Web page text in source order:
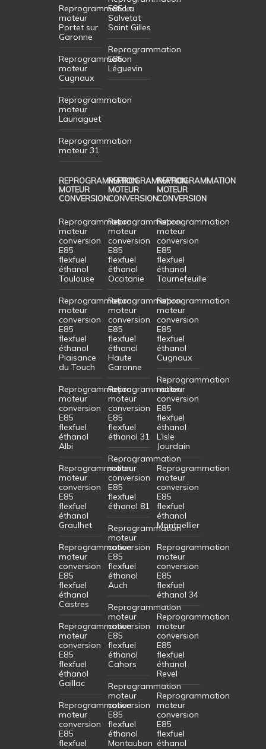
Reprogrammation
moteur
Portet sur
Garonne
Reprogrammation
moteur
Cugnaux
Reprogrammation
moteur
Launaguet
Reprogrammation
moteur 31
E85 La
Salvetat
Saint Gilles
Reprogrammation
E85
Léguevin
REPROGRAMMATION
MOTEUR
CONVERSION
Reprogrammation
moteur
conversion
E85
flexfuel
éthanol
Toulouse
Reprogrammation
moteur
conversion
E85
flexfuel
éthanol
Plaisance
du Touch
Reprogrammation
moteur
conversion
E85
flexfuel
éthanol
Albi
Reprogrammation
moteur
conversion
E85
flexfuel
éthanol
Graulhet
Reprogrammation
moteur
conversion
E85
flexfuel
éthanol
Castres
Reprogrammation
moteur
conversion
E85
flexfuel
éthanol
Gaillac
Reprogrammation
moteur
conversion
E85
flexfuel
REPROGRAMMATION
MOTEUR
CONVERSION
Reprogrammation
moteur
conversion
E85
flexfuel
éthanol
Occitanie
Reprogrammation
moteur
conversion
E85
flexfuel
éthanol
Haute
Garonne
Reprogrammation
moteur
conversion
E85
flexfuel
éthanol 31
Reprogrammation
moteur
conversion
E85
flexfuel
éthanol 81
Reprogrammation
moteur
conversion
E85
flexfuel
éthanol
Auch
Reprogrammation
moteur
conversion
E85
flexfuel
éthanol
Cahors
Reprogrammation
moteur
conversion
E85
flexfuel
éthanol
Montauban
REPROGRAMMATION
MOTEUR
CONVERSION
Reprogrammation
moteur
conversion
E85
flexfuel
éthanol
Tournefeuille
Reprogrammation
moteur
conversion
E85
flexfuel
éthanol
Cugnaux
Reprogrammation
moteur
conversion
E85
flexfuel
éthanol
L’Isle
Jourdain
Reprogrammation
moteur
conversion
E85
flexfuel
éthanol
Montpellier
Reprogrammation
moteur
conversion
E85
flexfuel
éthanol 34
Reprogrammation
moteur
conversion
E85
flexfuel
éthanol
Revel
Reprogrammation
moteur
conversion
E85
flexfuel
éthanol